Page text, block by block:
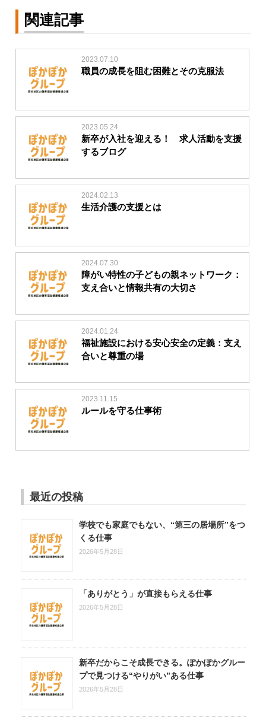
関連記事
2023.07.10
職員の成長を阻む困難とその克服法
2023.05.24
新卒が入社を迎える！ 求人活動を支援
するブログ
2024.02.13
生活介護の支援とは
2024.07.30
障がい特性の子どもの親ネットワーク：
支え合いと情報共有の大切さ
2024.01.24
福祉施設における安心安全の定義：支え
合いと尊重の場
2023.11.15
ルールを守る仕事術
最近の投稿
学校でも家庭でもない、“第三の居場所”をつ
くる仕事
2026年5月28日
「ありがとう」が直接もらえる仕事
2026年5月28日
新卒だからこそ成長できる。ぽかぽかグルー
プで見つける“やりがい”ある仕事
2026年5月28日